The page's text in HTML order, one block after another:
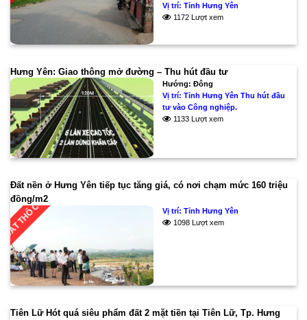
Vị trí:Tỉnh Hưng Yên
1172 Lượt xem
Hưng Yên: Giao thông mở đường – Thu hút đầu tư
Hướng:Đông
Vị trí:Tỉnh Hưng Yên Thu hút đầu
tư vào Công nghiệp.
1133 Lượt xem
Đất nền ở Hưng Yên tiếp tục tăng giá, có nơi chạm mức 160 triệu
đồng/m2
Vị trí:Tỉnh Hưng Yên
1098 Lượt xem
ĐẤT THỔ CƯ
Tiên Lữ Hót quá siêu phẩm đất 2 mặt tiền tại Tiên Lữ, Tp. Hưng